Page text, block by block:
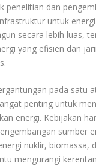
penelitian dan
untuk
secara lebih luas,
yang efisien dan
pada satu
penting untuk
energi. Kebijakan
sumber
nuklir, biomassa,
mengurangi